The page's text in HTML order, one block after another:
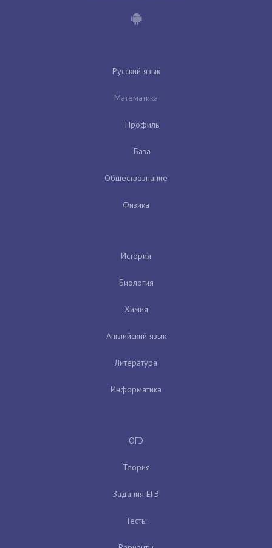
Русский язык
Математика
Профиль
База
Обществознание
Физика
История
Биология
Химия
Английский язык
Литература
Информатика
ОГЭ
Теория
Задания ЕГЭ
Тесты